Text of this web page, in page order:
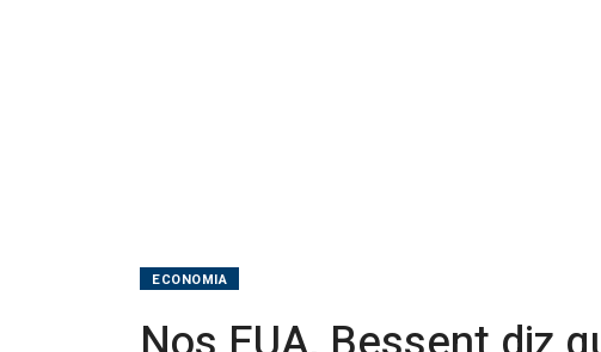
ECONOMIA